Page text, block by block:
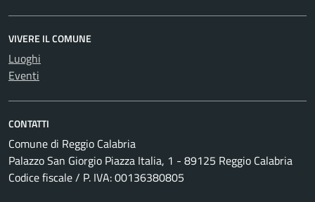
VIVERE IL COMUNE
Luoghi
Eventi
CONTATTI
Comune di Reggio Calabria
Palazzo San Giorgio Piazza Italia, 1 - 89125 Reggio Calabria
Codice fiscale / P. IVA: 00136380805